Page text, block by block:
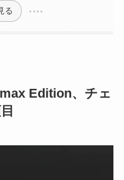
る
Edition、チェ